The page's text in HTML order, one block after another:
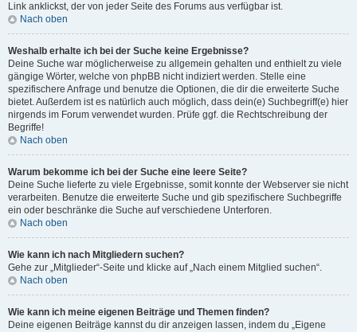
Link anklickst, der von jeder Seite des Forums aus verfügbar ist.
Nach oben
Weshalb erhalte ich bei der Suche keine Ergebnisse?
Deine Suche war möglicherweise zu allgemein gehalten und enthielt zu viele
gängige Wörter, welche von phpBB nicht indiziert werden. Stelle eine
spezifischere Anfrage und benutze die Optionen, die dir die erweiterte Suche
bietet. Außerdem ist es natürlich auch möglich, dass dein(e) Suchbegriff(e) hier
nirgends im Forum verwendet wurden. Prüfe ggf. die Rechtschreibung der
Begriffe!
Nach oben
Warum bekomme ich bei der Suche eine leere Seite?
Deine Suche lieferte zu viele Ergebnisse, somit konnte der Webserver sie nicht
verarbeiten. Benutze die erweiterte Suche und gib spezifischere Suchbegriffe
ein oder beschränke die Suche auf verschiedene Unterforen.
Nach oben
Wie kann ich nach Mitgliedern suchen?
Gehe zur „Mitglieder“-Seite und klicke auf „Nach einem Mitglied suchen“.
Nach oben
Wie kann ich meine eigenen Beiträge und Themen finden?
Deine eigenen Beiträge kannst du dir anzeigen lassen, indem du „Eigene